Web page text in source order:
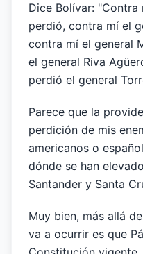
Dice Bolívar:
perdió, contra mí el
contra mí el general
el general Riva
perdió el general
Parece que la
perdición de mis
americanos o
dónde se han
Santander y Santa
Muy bien, más allá
va a ocurrir es que